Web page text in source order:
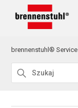
brennenstuhl® Service